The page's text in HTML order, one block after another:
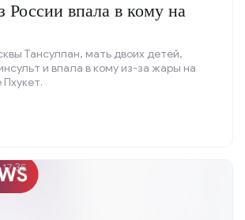
впала в кому на
Тансулпан, мать двоих детей,
и впала в кому из-за жары на